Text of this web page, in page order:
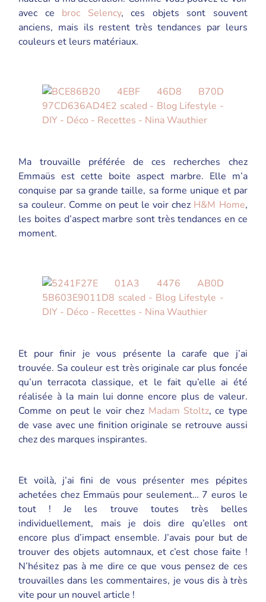
avec ce broc Selency, ces objets sont souvent
anciens, mais ils restent très tendances par leurs
couleurs et leurs matériaux.
Ma trouvaille préférée de ces recherches chez
Emmaüs est cette boite aspect marbre. Elle m’a
conquise par sa grande taille, sa forme unique et par
sa couleur. Comme on peut le voir chez H&M Home,
les boites d’aspect marbre sont très tendances en ce
moment.
Et pour finir je vous présente la carafe que j’ai
trouvée. Sa couleur est très originale car plus foncée
qu’un terracota classique, et le fait qu’elle ai été
réalisée à la main lui donne encore plus de valeur.
Comme on peut le voir chez Madam Stoltz, ce type
de vase avec une finition originale se retrouve aussi
chez des marques inspirantes.
Et voilà, j’ai fini de vous présenter mes pépites
achetées chez Emmaüs pour seulement… 7 euros le
tout ! Je les trouve toutes très belles
individuellement, mais je dois dire qu’elles ont
encore plus d’impact ensemble. J’avais pour but de
trouver des objets automnaux, et c’est chose faite !
N’hésitez pas à me dire ce que vous pensez de ces
trouvailles dans les commentaires, je vous dis à très
vite pour un nouvel article !